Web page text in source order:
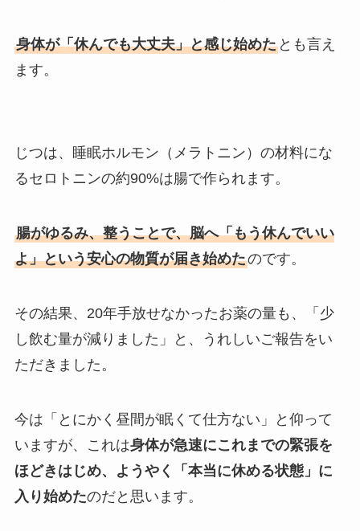
身体が「休んでも大丈夫」と感じ始めたとも言え
ます。
じつは、睡眠ホルモン（メラトニン）の材料にな
るセロトニンの約90%は腸で作られます。
腸がゆるみ、整うことで、脳へ「もう休んでいい
よ」という安心の物質が届き始めたのです。
その結果、20年手放せなかったお薬の量も、「少
し飲む量が減りました」と、うれしいご報告をい
ただきました。
今は「とにかく昼間が眠くて仕方ない」と仰って
いますが、これは身体が急速にこれまでの緊張を
ほどきはじめ、ようやく「本当に休める状態」に
入り始めたのだと思います。